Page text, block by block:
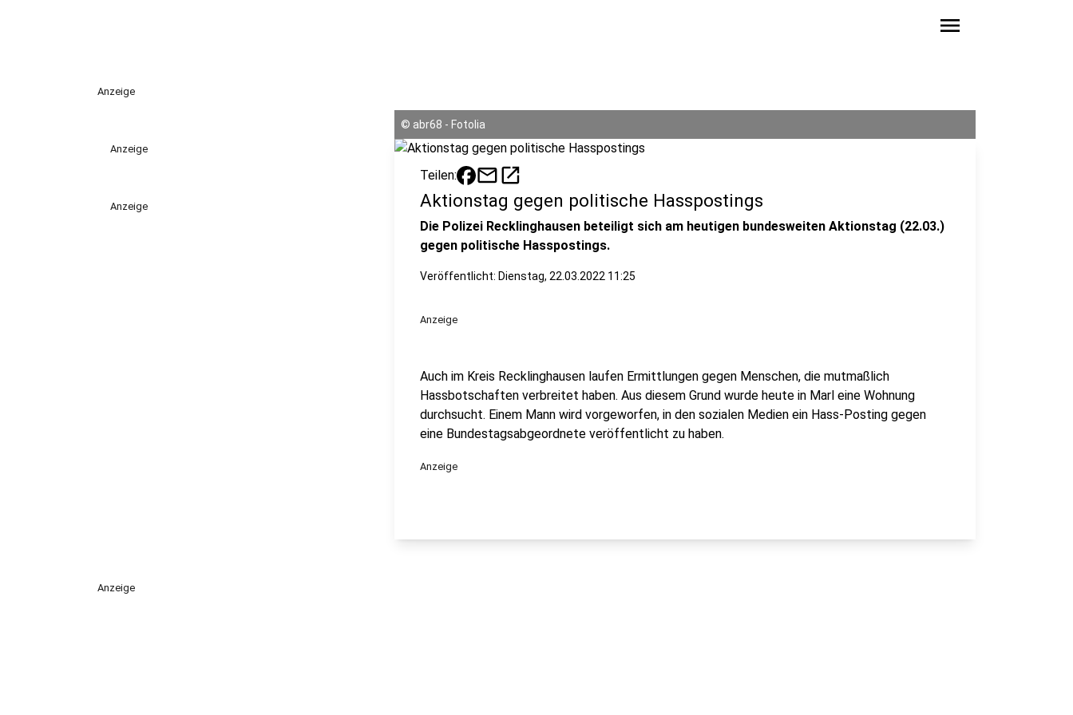
menu
Anzeige
Anzeige
Anzeige
© abr68 - Fotolia
Teilen: mailopen_in_new
Aktionstag gegen politische Hasspostings
Die Polizei Recklinghausen beteiligt sich am heutigen bundesweiten Aktionstag (22.03.)
gegen politische Hasspostings.
Veröffentlicht: Dienstag, 22.03.2022 11:25
Anzeige
Auch im Kreis Recklinghausen laufen Ermittlungen gegen Menschen, die mutmaßlich
Hassbotschaften verbreitet haben. Aus diesem Grund wurde heute in Marl eine Wohnung
durchsucht. Einem Mann wird vorgeworfen, in den sozialen Medien ein Hass-Posting gegen
eine Bundestagsabgeordnete veröffentlicht zu haben.
Anzeige
Anzeige